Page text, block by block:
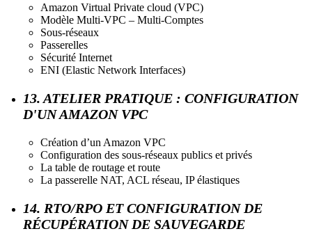
Amazon Virtual Private cloud (VPC)
Modèle Multi-VPC – Multi-Comptes
Sous-réseaux
Passerelles
Sécurité Internet
ENI (Elastic Network Interfaces)
13. ATELIER PRATIQUE : CONFIGURATION
D'UN AMAZON VPC
Création d’un Amazon VPC
Configuration des sous-réseaux publics et privés
La table de routage et route
La passerelle NAT, ACL réseau, IP élastiques
14. RTO/RPO ET CONFIGURATION DE
RÉCUPÉRATION DE SAUVEGARDE